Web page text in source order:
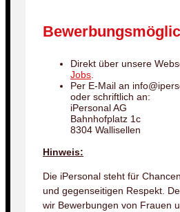
Direkt über unsere
Jobs.
Per E-Mail an
oder schriftlich an:
iPersonal AG
Bahnhofplatz 1c
8304 Wallisellen
Hinweis:
Die iPersonal steht für
und gegenseitigen Respekt.
wir Bewerbungen von Frauen